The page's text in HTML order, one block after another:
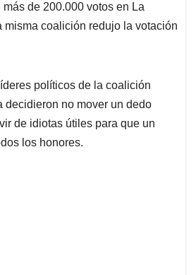
d
s
de 200.000 votos en La
misma coalición redujo la votación
políticos de la coalición
decidieron no mover un dedo
de idiotas útiles para que un
los honores.